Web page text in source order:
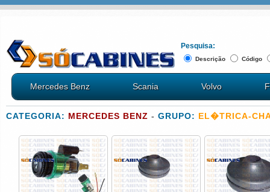
Pesquisa:
Descrição Código
Mercedes Benz Scania Volvo
CATEGORIA: MERCEDES BENZ - GRUPO: EL�TRICA-